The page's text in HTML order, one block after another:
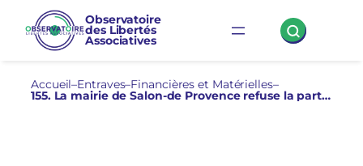
contenu
Observatoire
des Libertés
Associatives
Accueil–Entraves–Financières et Matérielles–
155. La mairie de Salon-de Provence refuse la participation au forum des associations de la section locale de l’Association France Palestine Solidarité